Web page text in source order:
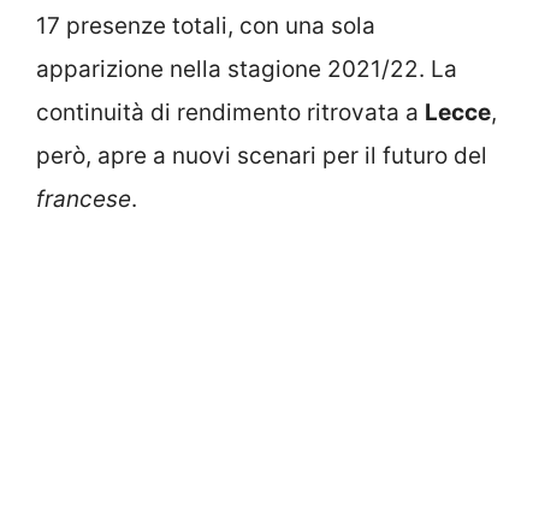
17 presenze totali, con una sola
apparizione nella stagione 2021/22. La
continuità di rendimento ritrovata a Lecce,
però, apre a nuovi scenari per il futuro del
francese.